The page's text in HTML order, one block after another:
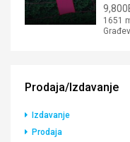
1651
Prodaja/Izdavanje
Izdavanje
Prodaja